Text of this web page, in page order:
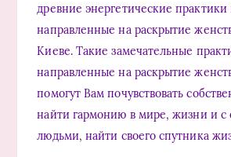
древние энергетические
направленные на раскрытие
Киеве. Такие замечательные
направленные на раскрытие
помогут Вам почувствовать
найти гармонию в мире, жизни и
людьми, найти своего спутника